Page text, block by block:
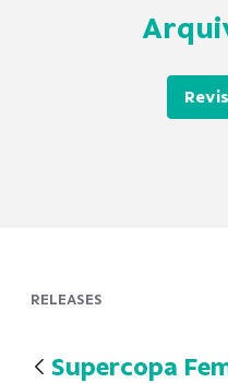
RELEASES
Supercopa